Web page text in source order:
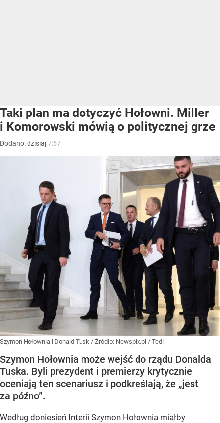
Taki plan ma dotyczyć Hołowni. Miller
i Komorowski mówią o politycznej grze
Dodano:dzisiaj7:57
Szymon Hołownia i Donald Tusk / Źródło: Newspix.pl / Tedi
Szymon Hołownia może wejść do rządu Donalda
Tuska. Byli prezydent i premierzy krytycznie
oceniają ten scenariusz i podkreślają, że „jest
za późno”.
Według doniesień Interii Szymon Hołownia miałby